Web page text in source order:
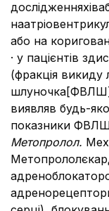
або на
· у пацієнтів
(фракція викиду
виявляв будь-
показники
Метопролол.